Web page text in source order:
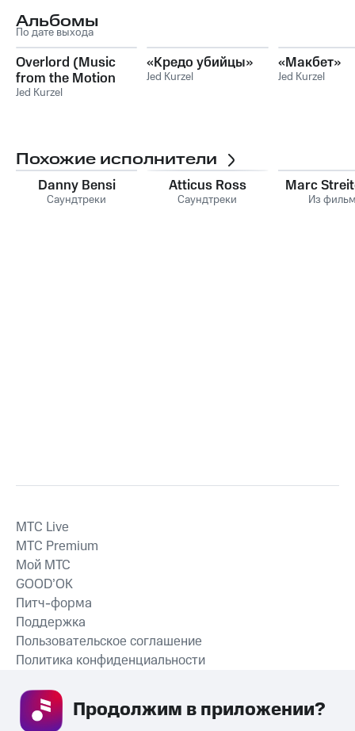
Альбомы
По дате выхода
Overlord (Music
from the Motion
Picture)
Jed Kurzel
«Кредо убийцы»
Jed Kurzel
«Макбет»
Jed Kurzel
Похожие исполнители
Danny Bensi
Саундтреки
Atticus Ross
Саундтреки
Marc
Из
СКАЧАТЬ ПРИЛОЖЕНИЕ
MTС Live
MTС Premium
Мой МТС
GOOD’OK
Питч-форма
Поддержка
Пользовательское соглашение
Политика конфиденциальности